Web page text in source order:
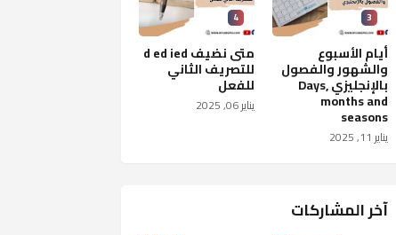
3
أيام الأسبوع
والشهور والفصول
بالإنجليزي Days,
months and
seasons
يناير 11, 2025
4
متى نضيف d ed ied
للتصريف الثاني
للفعل
يناير 06, 2025
آخر المشاركات